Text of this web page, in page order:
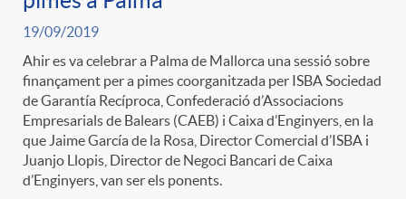
s
a
s
l
t
r
i
n
g
19/09/2019
Ahir es va celebrar a Palma de Mallorca una sessió sobre
finançament per a pimes coorganitzada per ISBA Sociedad
de Garantía Recíproca, Confederació d’Associacions
Empresarials de Balears (CAEB) i Caixa d’Enginyers, en la
que Jaime García de la Rosa, Director Comercial d’ISBA i
Juanjo Llopis, Director de Negoci Bancari de Caixa
d’Enginyers, van ser els ponents.